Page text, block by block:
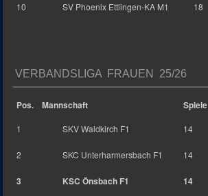
10 SV Phoenix Ettlingen-KA M1 18
VERBANDSLIGA FRAUEN 25/26
Pos. Mannschaft Spiele
1 SKV Waldkirch F1 14
2 SKC Unterharmersbach F1 14
3 KSC Önsbach F1 14